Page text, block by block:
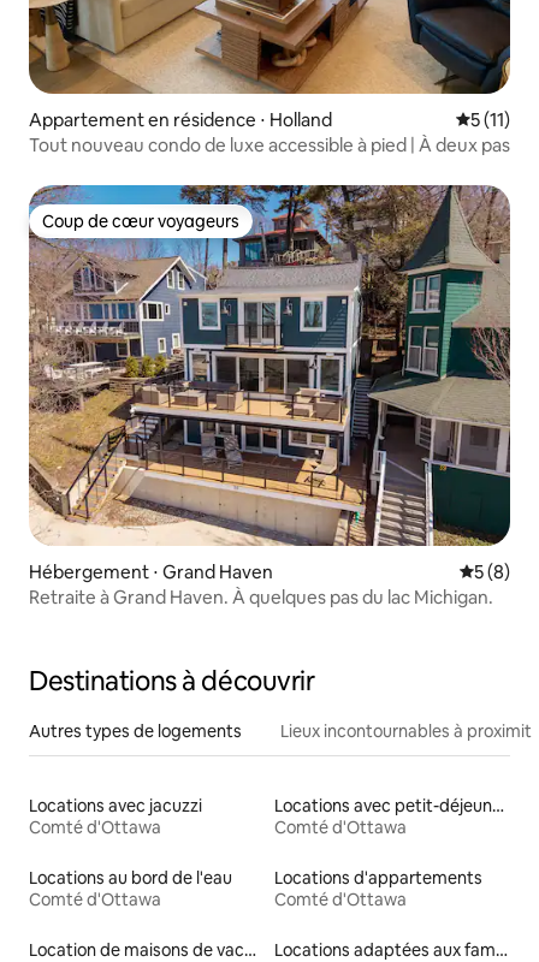
Appartement en résidence ⋅ Holland
5 (11)
Tout nouveau condo de luxe accessible à pied | À deux pas
Coup de cœur voyageurs
Coup de cœur voyageurs
Hébergement ⋅ Grand Haven
5 (8)
Retraite à Grand Haven. À quelques pas du lac Michigan.
Destinations à découvrir
Autres types de logements Lieux incontournables à
Locations avec jacuzzi
Comté d'Ottawa
Locations avec petit-déjeuner
Comté d'Ottawa
Locations au bord de l'eau
Comté d'Ottawa
Locations d'appartements
Comté d'Ottawa
Location de maisons de vacances
Locations adaptées aux familles